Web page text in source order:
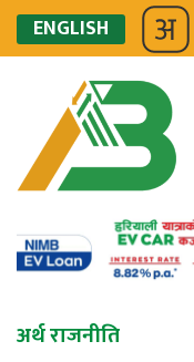
ENGLISH
अर्थ राजनीति